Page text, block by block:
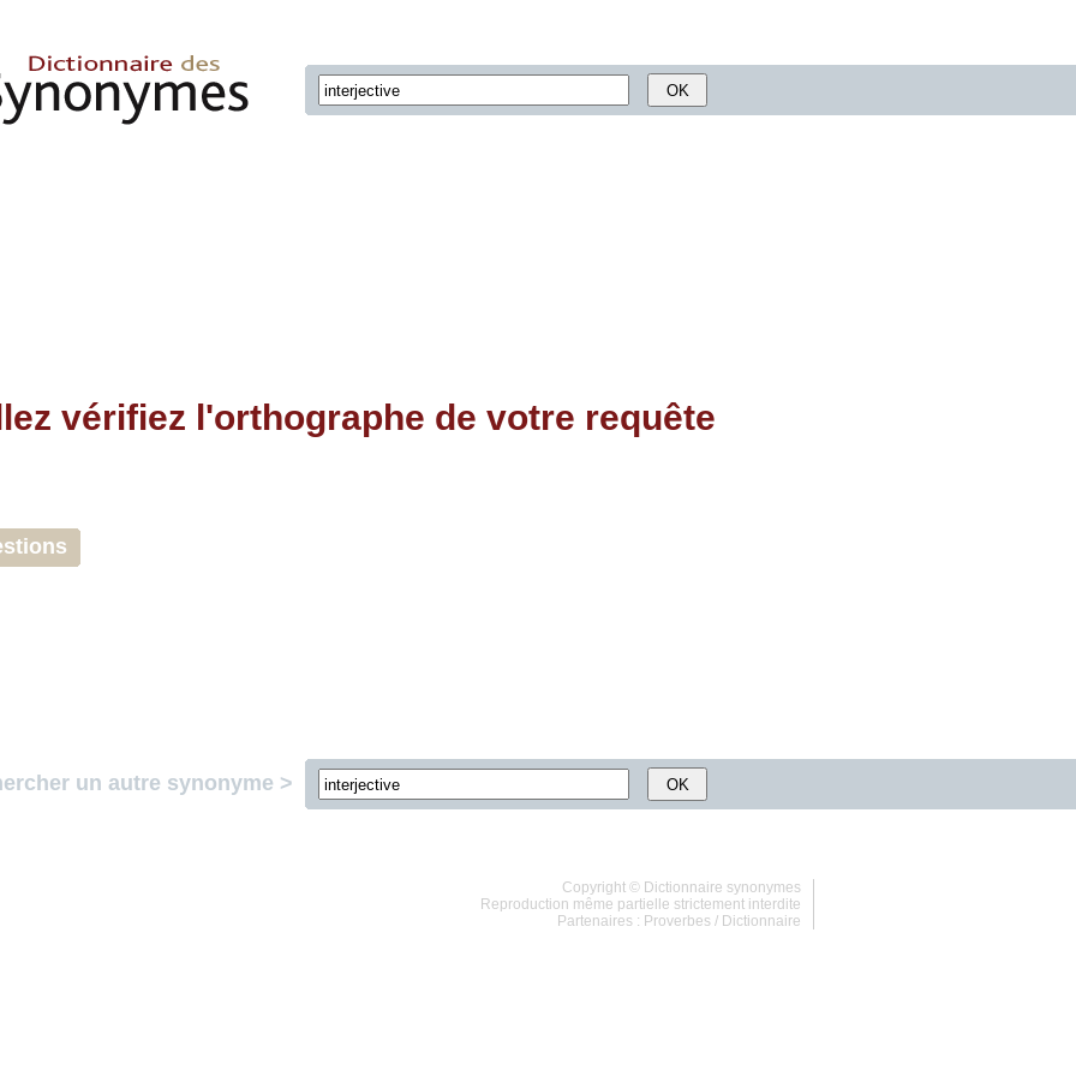
vérifiez l'orthographe de votre requête
un autre synonyme >
Copyright © Dictionnaire synonymes
Reproduction même partielle strictement interdite
Partenaires : Proverbes / Dictionnaire